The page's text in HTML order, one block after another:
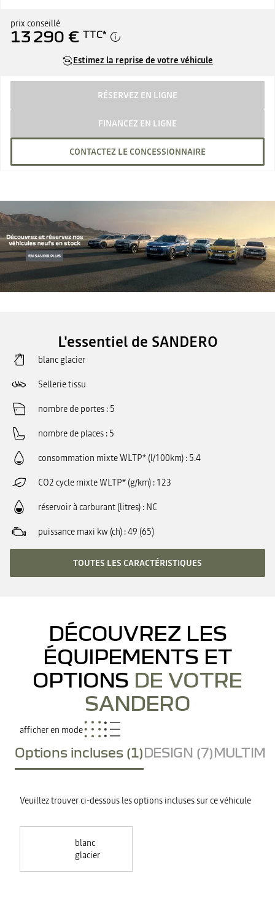
prix conseillé
13 290 € TTC*
Estimez la reprise de votre véhicule
RÉSERVEZ EN LIGNE
FINANCEZ EN LIGNE
CONTACTEZ LE CONCESSIONNAIRE
L'essentiel de SANDERO
blanc glacier
Sellerie tissu
nombre de portes 5
nombre de places 5
consommation mixte WLTP* (l/100km) 5.4
CO2 cycle mixte WLTP* (g/km) 123
réservoir à carburant (litres) NC
puissance maxi kw (ch) 49 (65)
TOUTES LES CARACTÉRISTIQUES
DÉCOUVREZ LES
ÉQUIPEMENTS ET
OPTIONS DE VOTRE
SANDERO
afficher en mode
Options incluses (1)DESIGN (7)
Veuillez trouver ci-dessous les options incluses sur ce véhicule
blanc
glacier